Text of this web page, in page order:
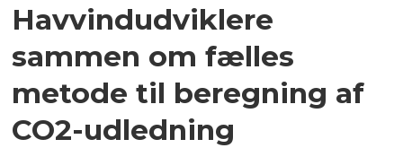
Havvindudviklere
sammen om fælles
metode til beregning af
CO2-udledning